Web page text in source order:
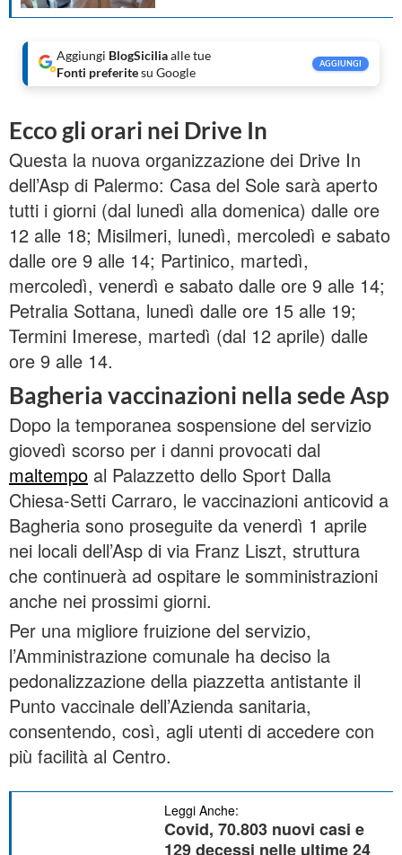
Aggiungi BlogSiciliaalle tue
Fonti preferitesu Google
AGGIUNGI
Ecco gli orari nei Drive In
Questa la nuova organizzazione dei Drive In
dell’Asp di Palermo: Casa del Sole sarà aperto
tutti i giorni (dal lunedì alla domenica) dalle ore
12 alle 18; Misilmeri, lunedì, mercoledì e sabato
dalle ore 9 alle 14; Partinico, martedì,
mercoledì, venerdì e sabato dalle ore 9 alle 14;
Petralia Sottana, lunedì dalle ore 15 alle 19;
Termini Imerese, martedì (dal 12 aprile) dalle
ore 9 alle 14.
Bagheria vaccinazioni nella sede Asp
Dopo la temporanea sospensione del servizio
giovedì scorso per i danni provocati dal
maltempo al Palazzetto dello Sport Dalla
Chiesa-Setti Carraro, le vaccinazioni anticovid a
Bagheria sono proseguite da venerdì 1 aprile
nei locali dell’Asp di via Franz Liszt, struttura
che continuerà ad ospitare le somministrazioni
anche nei prossimi giorni.
Per una migliore fruizione del servizio,
l’Amministrazione comunale ha deciso la
pedonalizzazione della piazzetta antistante il
Punto vaccinale dell’Azienda sanitaria,
consentendo, così, agli utenti di accedere con
più facilità al Centro.
Leggi Anche:
Covid, 70.803 nuovi casi e
129 decessi nelle ultime 24